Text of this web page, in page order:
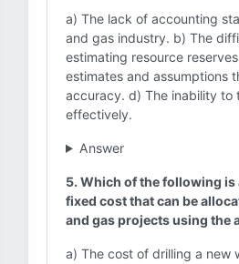
a) The lack of accounting
and gas industry. b) The
estimating resource
estimates and assumptions
accuracy. d) The inability to
effectively.
Answer
5. Which of the following is
fixed cost that can be
and gas projects using the
a) The cost of drilling a new